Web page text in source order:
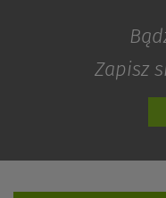
Zapisz